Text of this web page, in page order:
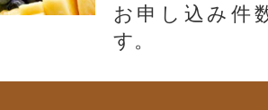
お申し込み件
す。